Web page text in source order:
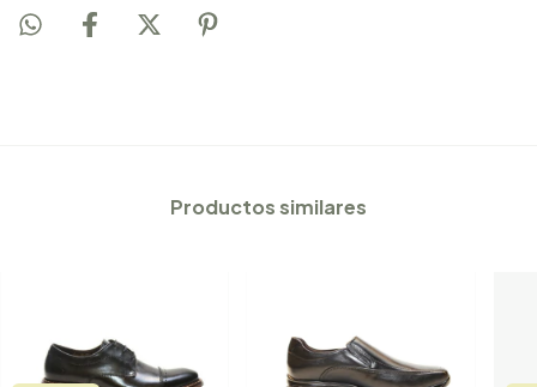
Productos similares